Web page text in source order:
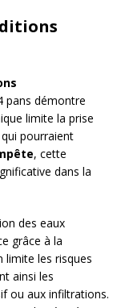
pans démontre
limite la prise
pourraient
, cette
dans la
des eaux
grâce à la
limite les risques
ainsi les
ou aux infiltrations.